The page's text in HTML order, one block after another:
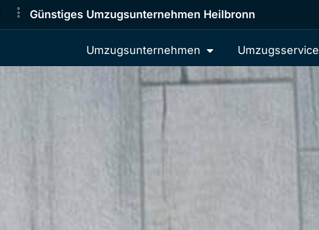
Günstiges Umzugsunternehmen Heilbronn
Umzugsunternehmen Umzugsservice